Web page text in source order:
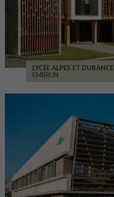
LYCÉE ALPES ET DURANCE
EMBRUN